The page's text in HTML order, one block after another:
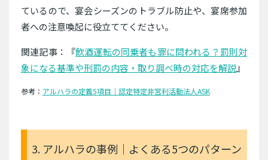
ているので、宴会シーズンのトラブル防止や、宴席参加
者への注意喚起に役立ててください。
関連記事：『飲酒運転の同乗者も罪に問われる？罰則対
象になる基準や刑罰の内容・取り調べ時の対応を解説』
参考： アルハラの定義5項目｜認定特定非営利活動法人ASK
3. アルハラの事例｜よくある5つのパターン